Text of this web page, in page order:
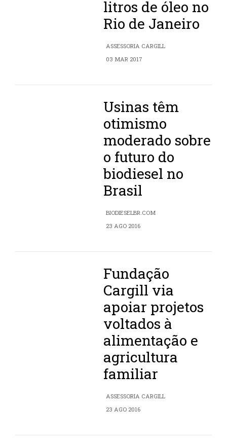
litros de óleo no
Rio de Janeiro
ASSESSORIA CARGILL
03 MAR 2017
Usinas têm
otimismo
moderado sobre
o futuro do
biodiesel no
Brasil
BIODIESELBR.COM
23 AGO 2016
Fundação
Cargill via
apoiar projetos
voltados à
alimentação e
agricultura
familiar
ASSESSORIA CARGILL
23 AGO 2016